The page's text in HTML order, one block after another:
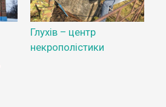
Глухів – центр
некрополістики